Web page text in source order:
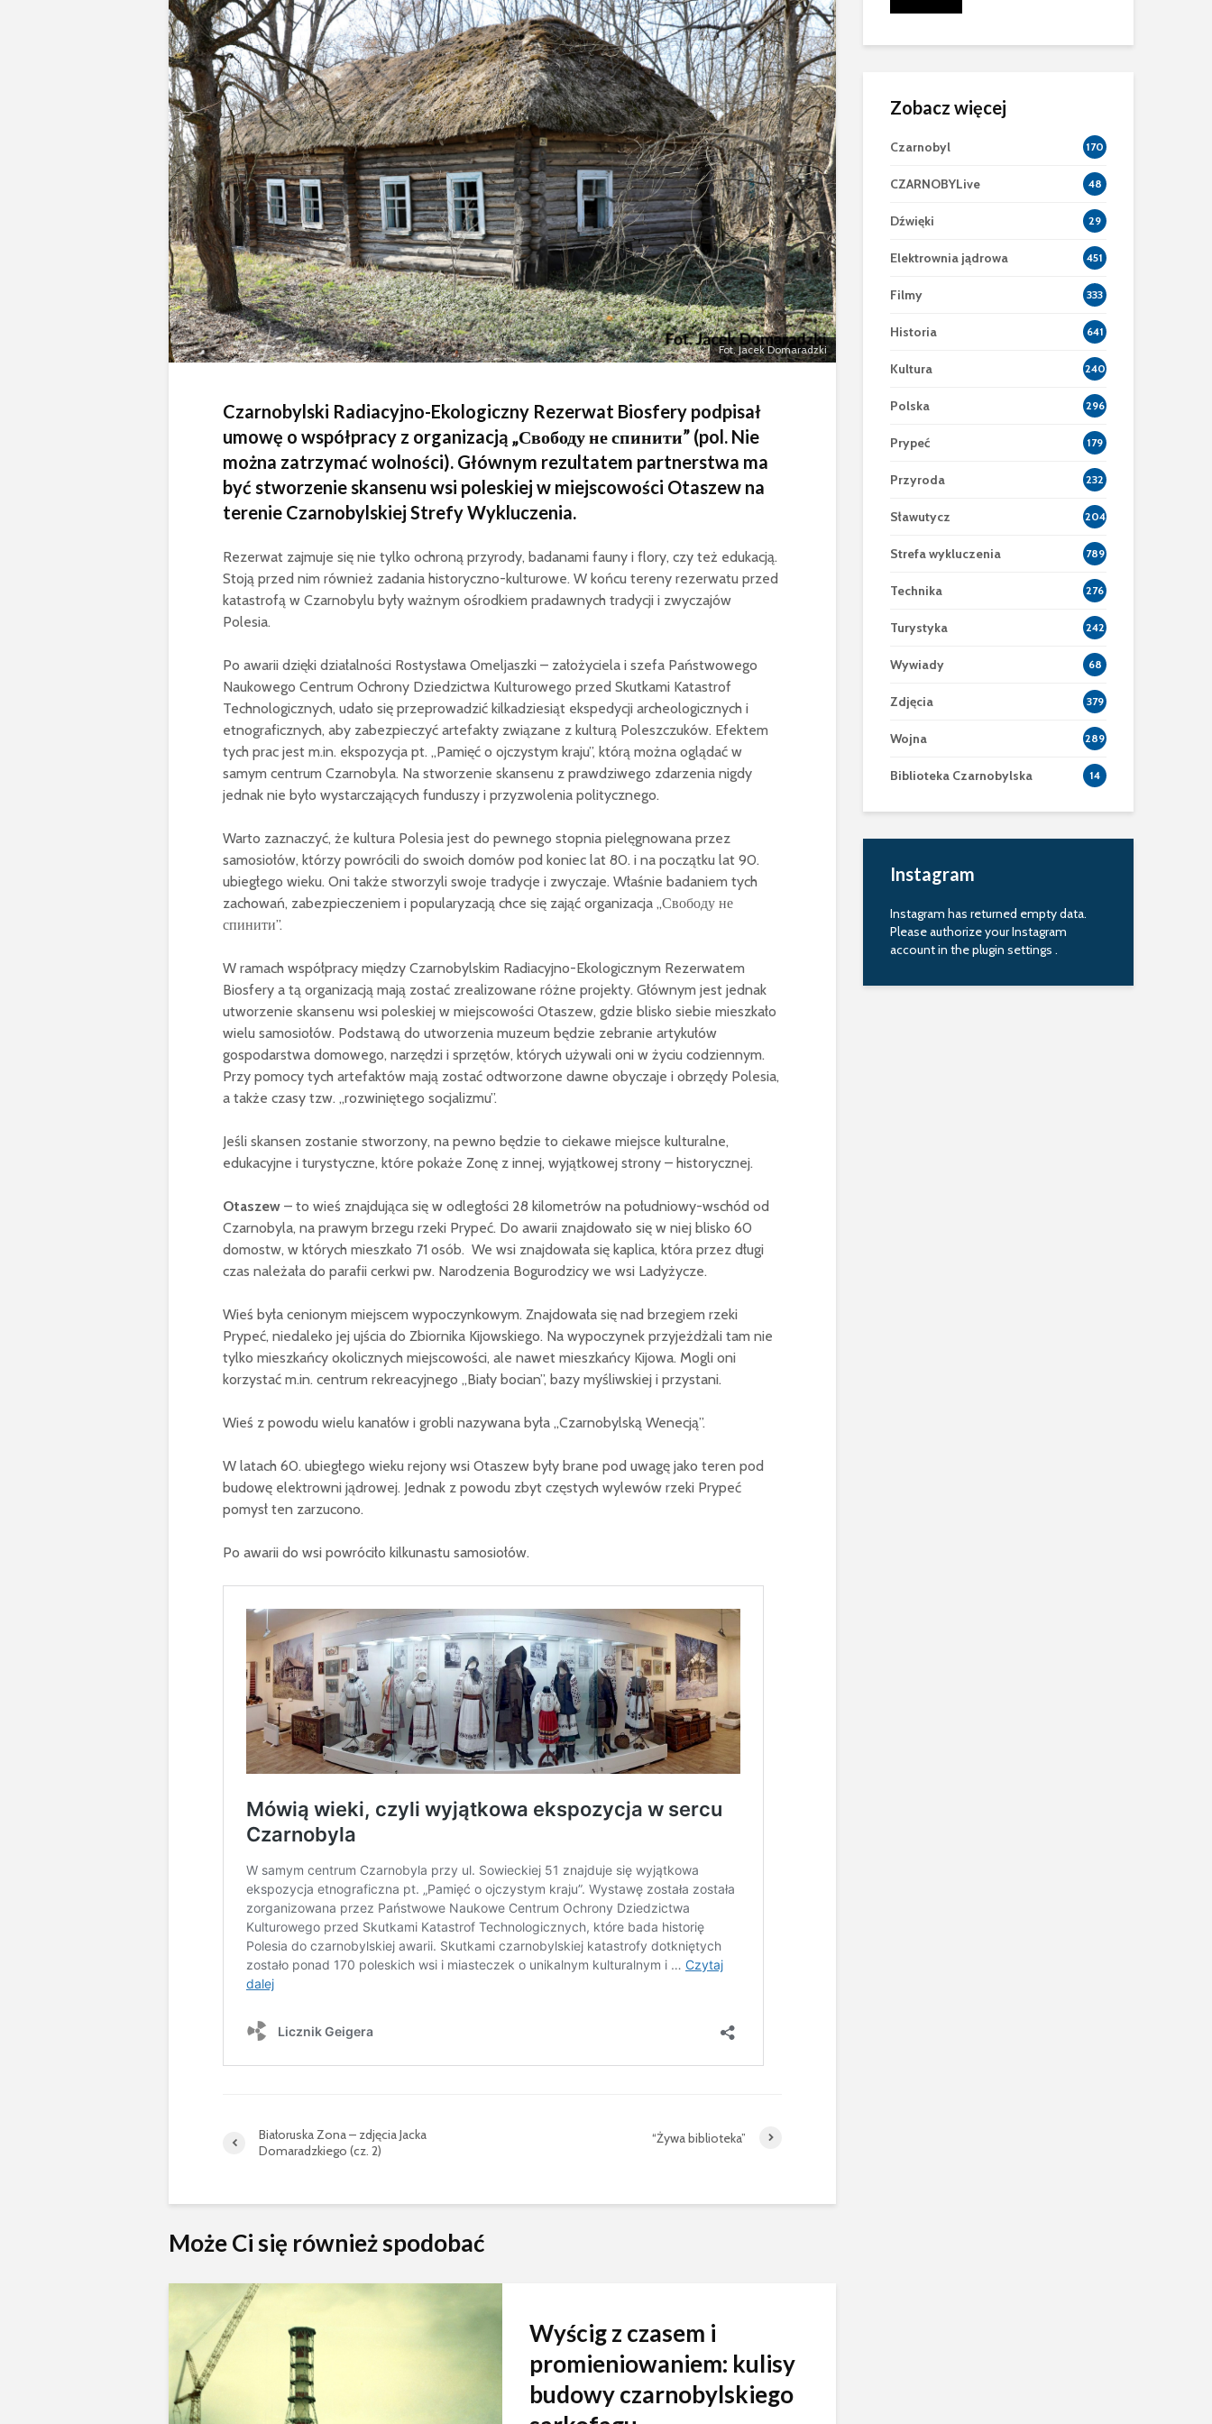
Fot. Jacek Domaradzki
Czarnobylski Radiacyjno-Ekologiczny Rezerwat Biosfery podpisał
umowę o współpracy z organizacją „Свободу не спинити” (pol. Nie
można zatrzymać wolności). Głównym rezultatem partnerstwa ma
być stworzenie skansenu wsi poleskiej w miejscowości Otaszew na
terenie Czarnobylskiej Strefy Wykluczenia.
Rezerwat zajmuje się nie tylko ochroną przyrody, badanami fauny i flory, czy też edukacją.
Stoją przed nim również zadania historyczno-kulturowe. W końcu tereny rezerwatu przed
katastrofą w Czarnobylu były ważnym ośrodkiem pradawnych tradycji i zwyczajów
Polesia.
Po awarii dzięki działalności Rostysława Omeljaszki – założyciela i szefa Państwowego
Naukowego Centrum Ochrony Dziedzictwa Kulturowego przed Skutkami Katastrof
Technologicznych, udało się przeprowadzić kilkadziesiąt ekspedycji archeologicznych i
etnograficznych, aby zabezpieczyć artefakty związane z kulturą Poleszczuków. Efektem
tych prac jest m.in. ekspozycja pt. „Pamięć o ojczystym kraju”, którą można oglądać w
samym centrum Czarnobyla. Na stworzenie skansenu z prawdziwego zdarzenia nigdy
jednak nie było wystarczających funduszy i przyzwolenia politycznego.
Warto zaznaczyć, że kultura Polesia jest do pewnego stopnia pielęgnowana przez
samosiołów, którzy powrócili do swoich domów pod koniec lat 80. i na początku lat 90.
ubiegłego wieku. Oni także stworzyli swoje tradycje i zwyczaje. Właśnie badaniem tych
zachowań, zabezpieczeniem i popularyzacją chce się zająć organizacja „Свободу не
спинити”.
W ramach współpracy między Czarnobylskim Radiacyjno-Ekologicznym Rezerwatem
Biosfery a tą organizacją mają zostać zrealizowane różne projekty. Głównym jest jednak
utworzenie skansenu wsi poleskiej w miejscowości Otaszew, gdzie blisko siebie mieszkało
wielu samosiołów. Podstawą do utworzenia muzeum będzie zebranie artykułów
gospodarstwa domowego, narzędzi i sprzętów, których używali oni w życiu codziennym.
Przy pomocy tych artefaktów mają zostać odtworzone dawne obyczaje i obrzędy Polesia,
a także czasy tzw. „rozwiniętego socjalizmu”.
Jeśli skansen zostanie stworzony, na pewno będzie to ciekawe miejsce kulturalne,
edukacyjne i turystyczne, które pokaże Zonę z innej, wyjątkowej strony – historycznej.
Otaszew – to wieś znajdująca się w odległości 28 kilometrów na południowy-wschód od
Czarnobyla, na prawym brzegu rzeki Prypeć. Do awarii znajdowało się w niej blisko 60
domostw, w których mieszkało 71 osób. We wsi znajdowała się kaplica, która przez długi
czas należała do parafii cerkwi pw. Narodzenia Bogurodzicy we wsi Ladyżycze.
Wieś była cenionym miejscem wypoczynkowym. Znajdowała się nad brzegiem rzeki
Prypeć, niedaleko jej ujścia do Zbiornika Kijowskiego. Na wypoczynek przyjeżdżali tam nie
tylko mieszkańcy okolicznych miejscowości, ale nawet mieszkańcy Kijowa. Mogli oni
korzystać m.in. centrum rekreacyjnego „Biały bocian”, bazy myśliwskiej i przystani.
Wieś z powodu wielu kanałów i grobli nazywana była „Czarnobylską Wenecją”.
W latach 60. ubiegłego wieku rejony wsi Otaszew były brane pod uwagę jako teren pod
budowę elektrowni jądrowej. Jednak z powodu zbyt częstych wylewów rzeki Prypeć
pomysł ten zarzucono.
Po awarii do wsi powróciło kilkunastu samosiołów.
Białoruska Zona – zdjęcia Jacka
Domaradzkiego (cz. 2)
“Żywa biblioteka”
Może Ci się również spodobać
Wyścig z czasem i
promieniowaniem: kulisy
budowy czarnobylskiego
Bezpiecznej Powłoki
Zobacz więcej
Czarnobyl 170
CZARNOBYLive 48
Dźwięki 29
Elektrownia jądrowa 451
Filmy 333
Historia 641
Kultura 240
Polska 296
Prypeć 179
Przyroda 232
Sławutycz 204
Strefa wykluczenia 789
Technika 276
Turystyka 242
Wywiady 68
Zdjęcia 379
Wojna 289
Biblioteka Czarnobylska 14
Instagram
Instagram has returned empty data.
Please authorize your Instagram
account in theplugin settings .